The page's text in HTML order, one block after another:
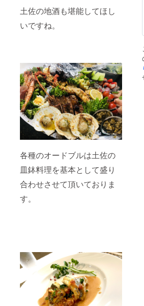
土佐の地酒も堪能してほし
いですね。
各種のオードブルは土佐の
皿鉢料理を基本として盛り
合わせさせて頂いておりま
す。